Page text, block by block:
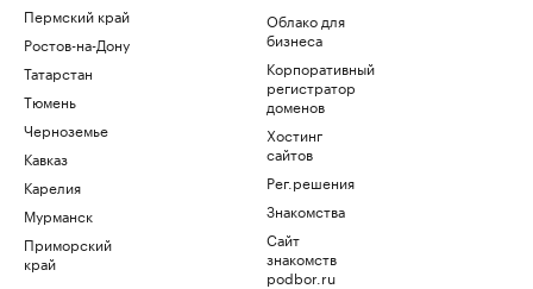
Пермский край
Ростов-на-Дону
Татарстан
Тюмень
Черноземье
Кавказ
Карелия
Мурманск
Приморский
край
Облако для
бизнеса
Корпоративный
регистратор
доменов
Хостинг
сайтов
Рег.решения
Знакомства
Сайт
знакомств
podbor.ru